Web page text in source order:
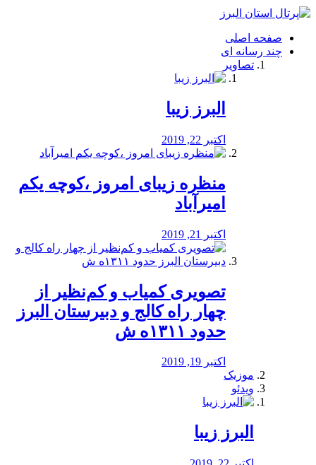
فصد
شرق
تهران
خشکشویی
صفحه اصلی
چند رسانه ای
تصاویر
البرز زیبا
اکتبر 22, 2019
منظره‌‌ زیبای امروز ،کوچه یکم
امیرآباد
اکتبر 21, 2019
️تصویری کمیاب و کم‌نظیر از
چهار راه كالج و دبيرستان البرز
حدود ۱۳۱۱ه ش
اکتبر 19, 2019
موزیک
ویدئو
البرز زیبا